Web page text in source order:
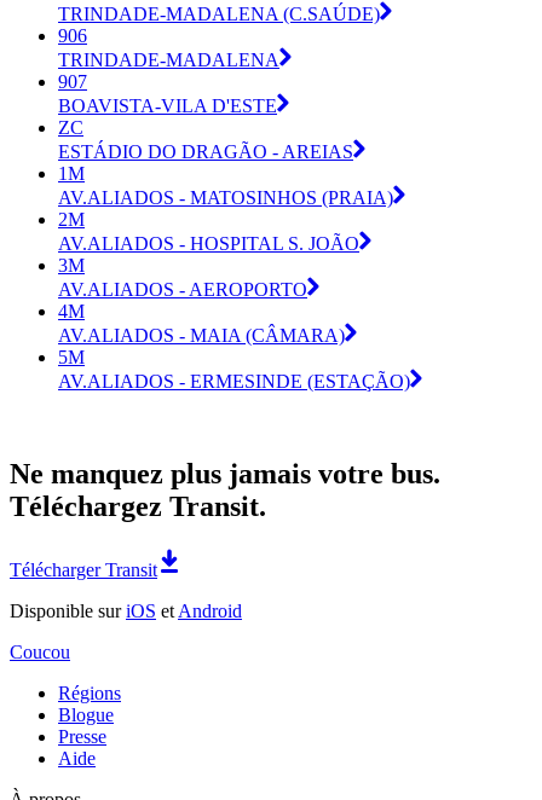
TRINDADE-MADALENA (C.SAÚDE)
906
TRINDADE-MADALENA
907
BOAVISTA-VILA D'ESTE
ZC
ESTÁDIO DO DRAGÃO - AREIAS
1M
AV.ALIADOS - MATOSINHOS (PRAIA)
2M
AV.ALIADOS - HOSPITAL S. JOÃO
3M
AV.ALIADOS - AEROPORTO
4M
AV.ALIADOS - MAIA (CÂMARA)
5M
AV.ALIADOS - ERMESINDE (ESTAÇÃO)
Ne manquez plus jamais votre bus.
Téléchargez Transit.
Télécharger Transit
Disponible suriOS et Android
Coucou
Régions
Blogue
Presse
Aide